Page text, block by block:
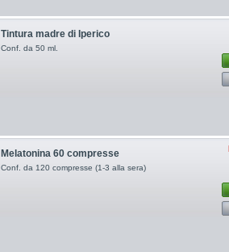
Tintura madre di Iperico
Conf. da 50 ml.
Melatonina 60 compresse
Conf. da 120 compresse (1-3 alla sera)